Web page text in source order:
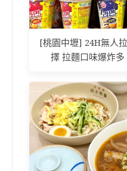
[桃園中壢] 24H無人
擇 拉麵口味爆炸